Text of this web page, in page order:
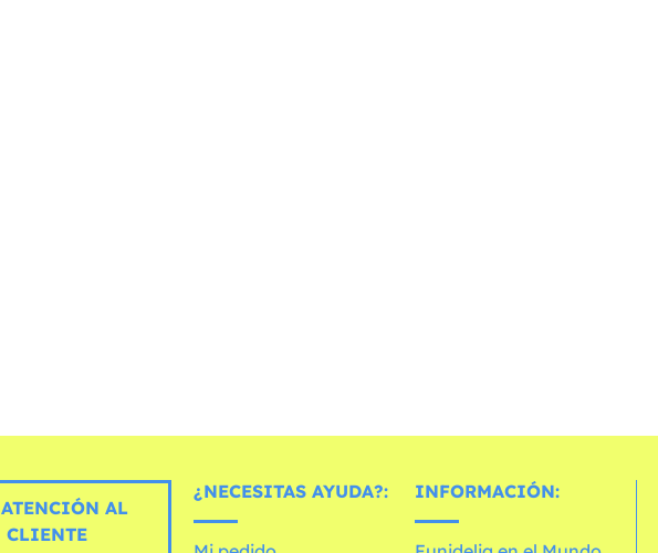
ATENCIÓN AL
CLIENTE
¿NECESITAS AYUDA?: INFORMACIÓN: